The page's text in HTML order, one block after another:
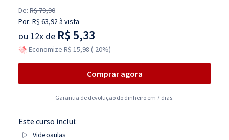
De: R$ 79,90
Por: R$ 63,92à vista
ou 12x de R$ 5,33
Economize R$ 15,98 (-20%)
Comprar agora
Garantia de devolução do dinheiro em 7 dias.
Este curso inclui:
Videoaulas